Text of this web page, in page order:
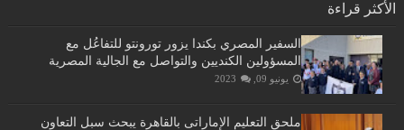
الأكثر قراءة
السفير المصري بكندا يزور تورونتو للتفاعُل مع
المسؤولين الكنديين والتواصل مع الجالية المصرية
يونيو 09, 2023
ملحق التعليم الإماراتى بالقاهرة يبحث سبل التعاون